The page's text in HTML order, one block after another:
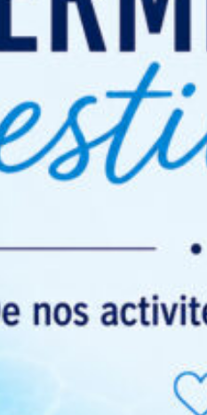
Code du centre : physieau